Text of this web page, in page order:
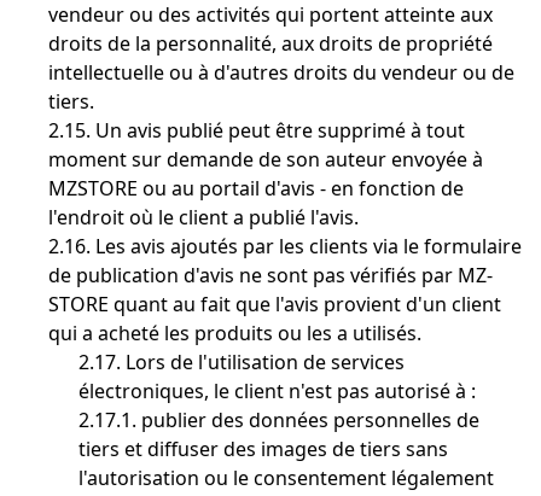
vendeur ou des activités qui portent atteinte aux
droits de la personnalité, aux droits de propriété
intellectuelle ou à d'autres droits du vendeur ou de
tiers.
2.15. Un avis publié peut être supprimé à tout
moment sur demande de son auteur envoyée à
MZSTORE ou au portail d'avis - en fonction de
l'endroit où le client a publié l'avis.
2.16. Les avis ajoutés par les clients via le formulaire
de publication d'avis ne sont pas vérifiés par MZ-
STORE quant au fait que l'avis provient d'un client
qui a acheté les produits ou les a utilisés.
2.17. Lors de l'utilisation de services
électroniques, le client n'est pas autorisé à :
2.17.1. publier des données personnelles de
tiers et diffuser des images de tiers sans
l'autorisation ou le consentement légalement